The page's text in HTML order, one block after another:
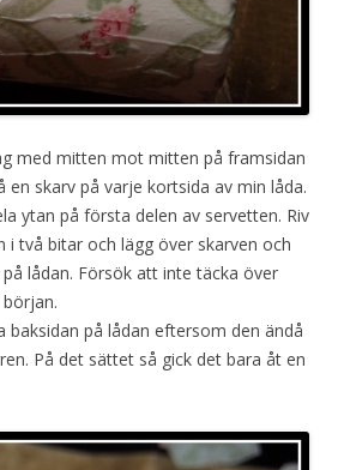
med mitten mot mitten på framsidan
en skarv på varje kortsida av min låda.
ytan på första delen av servetten. Riv
i två bitar och lägg över skarven och
lådan. Försök att inte täcka över
baksidan på lådan eftersom den ändå
På det sättet så gick det bara åt en